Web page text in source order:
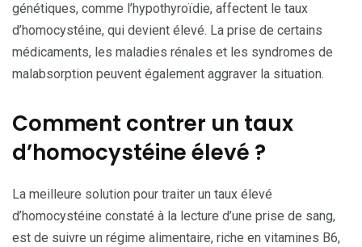
génétiques, comme l’hypothyroïdie, affectent le taux
d’homocystéine, qui devient élevé. La prise de certains
médicaments, les maladies rénales et les syndromes de
malabsorption peuvent également aggraver la situation.
Comment contrer un taux
d’homocystéine élevé ?
La meilleure solution pour traiter un taux élevé
d’homocystéine constaté à la lecture d’une prise de sang,
est de suivre un régime alimentaire, riche en vitamines B6,